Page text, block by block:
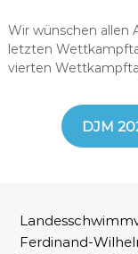
Wir wünschen allen
letzten
vierten
DJM
Ferdinand-